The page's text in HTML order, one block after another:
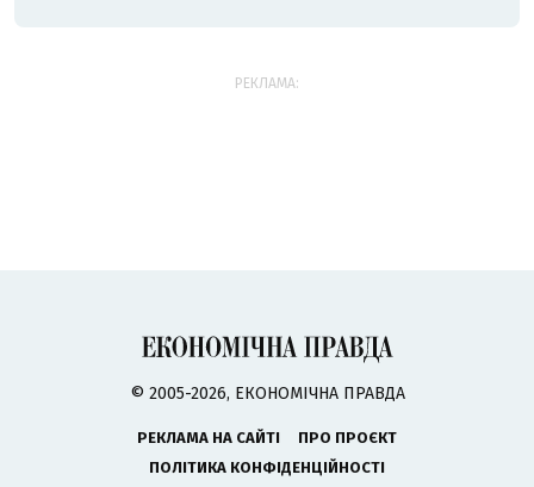
РЕКЛАМА:
© 2005-2026, ЕКОНОМІЧНА ПРАВДА
РЕКЛАМА НА САЙТІ
ПРО ПРОЄКТ
ПОЛІТИКА КОНФІДЕНЦІЙНОСТІ